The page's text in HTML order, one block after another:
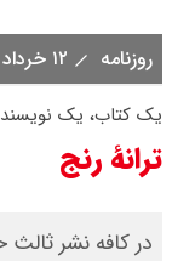
روزنامه ۱۲ خرداد ۱۴۰۵
یک کتاب، یک
ترانۀ رنج
در کافه نشر